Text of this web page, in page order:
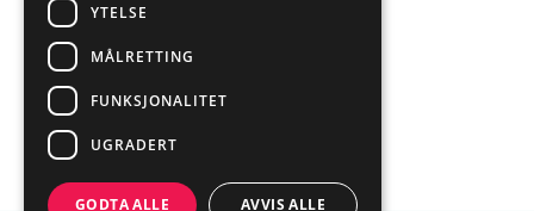
Sentralbord tlf.
Epost:
Org.nr.: NO 936 285 244 MVA
YTELSE
MÅLRETTING
FUNKSJONALITET
UGRADERT
GODTA ALLE AVVIS ALLE